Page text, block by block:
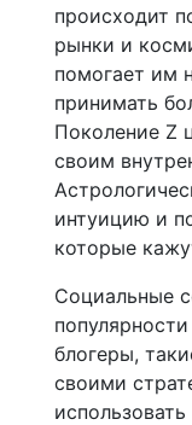
происходит
рынки и
помогает им
принимать
Поколение Z
своим
интуицию и
которые
Социальные
блогеры,
своими